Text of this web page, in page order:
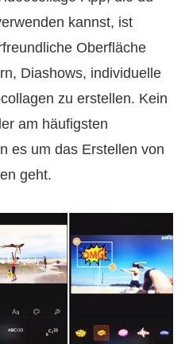
kannst, ist
Oberfläche
Diashows, individuelle
zu erstellen. Kein
am häufigsten
es um das Erstellen von
geht.